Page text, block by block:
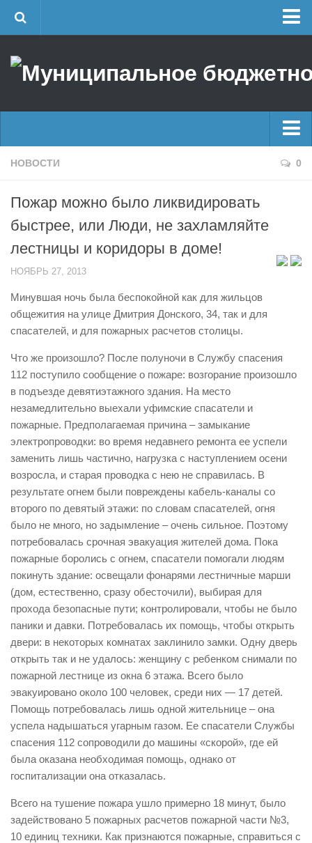
Об учреждении
Районные УГЗ
Поисково-спасательный отряд г. Уфы
Центр размещения пострадавших
Раскрытие информации
Отчеты о реализации муниципальных программ
Виды деятельности
Обслуживание опасных производственных объектов
Оказание платных образовательных услуг
УГЗ рекомендует
Памятки населению
Как стать спасателем
Уголок гражданской обороны
Пресс-центр
Конкурсы
Наша работа
Фотогалерея
Обращения
Контакты
Вакансии
Главные новости
Оперативная сводка
НОВОСТИ 0
Пожар можно было ликвидировать
быстрее, или Люди, не захламляйте
лестницы и коридоры в доме!
НОЯБРЬ 27, 2013
Минувшая ночь была беспокойной как для жильцов
общежития на улице Дмитрия Донского, 34, так и для
спасателей, и для пожарных расчетов столицы.
Что же произошло? После полуночи в Службу спасения
112 поступило сообщение о пожаре: возгорание произошло
в подъезде девятиэтажного здания. На место
незамедлительно выехали уфимские спасатели и
пожарные. Предполагаемая причина – замыкание
электропроводки: во время недавнего ремонта ее успели
заменить лишь частично, нагрузка с наступлением осени
возросла, и старая проводка с нею не справилась. В
результате огнем были повреждены кабель-каналы со
второго по девятый этажи: по словам спасателей, огня
было не много, но задымление – очень сильное. Поэтому
потребовалась срочная эвакуация жителей дома. Пока
пожарные боролись с огнем, спасатели помогали людям
покинуть здание: освещали фонарями лестничные марши
(дом, естественно, сразу обесточили), выбирая для
прохода безопасные пути; контролировали, чтобы не было
паники и давки. Потребовалась их помощь, чтобы открыть
двери: в некоторых комнатах заклинило замки. Одну дверь
открыть так и не удалось: женщину с ребенком снимали по
пожарной лестнице из окна 6 этажа. Всего было
эвакуировано около 100 человек, среди них — 17 детей.
Помощь потребовалась лишь одной жительнице – она
успела надышаться угарным газом. Ее спасатели Службы
спасения 112 сопроводили до машины «скорой», где ей
была оказана необходимая помощь, однако от
госпитализации она отказалась.
Всего на тушение пожара ушло примерно 18 минут, было
задействовано 5 пожарных расчетов пожарной части №3,
10 единиц техники. Как признаются пожарные, справиться с